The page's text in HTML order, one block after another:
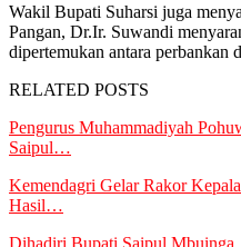
Wakil Bupati Suharsi juga
Pangan, Dr.Ir. Suwandi
dipertemukan antara perbankan
RELATED POSTS
Pengurus Muhammadiyah
Saipul…
Kemendagri Gelar Rakor
Hasil…
Dihadiri Bupati Saipul